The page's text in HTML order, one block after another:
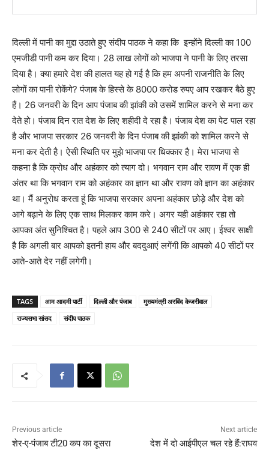
दिल्ली में पानी का मुद्दा उठाते हुए संदीप पाठक ने कहा कि इन्होंने दिल्ली का 100
एमजीडी पानी कम कर दिया। 28 लाख लोगों को भाजपा ने पानी के लिए तरसा
दिया है। क्या हमारे देश की हालत यह हो गई है कि हम अपनी राजनीति के लिए
लोगों का पानी रोकेंगे? पंजाब के हिस्से के 8000 करोड रुपए आप रखकर बैठे हुए
हैं। 26 जनवरी के दिन आप पंजाब की झांकी को उसमें शामिल करने से मना कर
देते हो। पंजाब दिन रात देश के लिए शहीदी दे रहा है। पंजाब देश का पेट पाल रहा
है और भाजपा सरकार 26 जनवरी के दिन पंजाब की झांकी को शामिल करने से
मना कर देती है। ऐसी स्थिति पर मुझे भाजपा पर धिक्कार है। मेरा भाजपा से
कहना है कि क्रोध और अहंकार को त्याग दो। भगवान राम और रावण में एक ही
अंतर था कि भगवान राम को अहंकार का ज्ञान था और रावण को ज्ञान का अहंकार
था। मैं अनुरोध करता हूं कि भाजपा सरकार अपना अहंकार छोड़े और देश को
आगे बढ़ाने के लिए एक साथ मिलकर काम करे। अगर यही अहंकार रहा तो
आपका अंत सुनिश्चित है। पहले आप 300 से 240 सीटों पर आए। ईश्वर साक्षी
है कि अगली बार आपको इतनी हाय और बददुआएं लगेंगी कि आपको 40 सीटों पर
आते-आते देर नहीं लगेगी।
TAGS आम आदमी पार्टी दिल्ली और पंजाब
मुख्यमंत्री अरविंद केजरीवाल
राज्यसभा सांसद
संदीप पाठक
Previous article
शेर-ए-पंजाब टी20 कप का दूसरा
Next article
देश में दो आईपीएल चल रहे हैं:राघव